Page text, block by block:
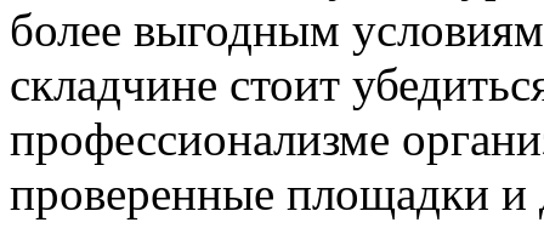
более выгодным
складчине стоит
профессионализме
проверенные площадки и